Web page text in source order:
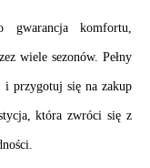
gwarancja komfortu,
wiele sezonów. Pełny
i przygotuj się na zakup
która zwróci się z